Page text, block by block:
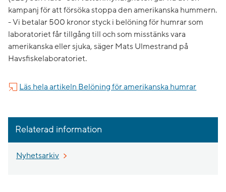
kampanj för att försöka stoppa den amerikanska hummern.
- Vi betalar 500 kronor styck i belöning för humrar som
laboratoriet får tillgång till och som misstänks vara
amerikanska eller sjuka, säger Mats Ulmestrand på
Havsfiskelaboratoriet.
Läs hela artikeln Belöning för amerikanska humrar
Relaterad information
Nyhetsarkiv